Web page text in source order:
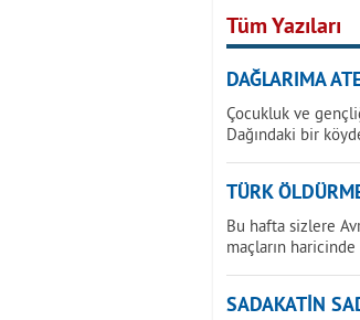
Tüm Yazıları
DAĞLARIMA
Çocukluk ve
Dağındaki bir
TÜRK
Bu hafta sizlere
maçların
SADAKATİN